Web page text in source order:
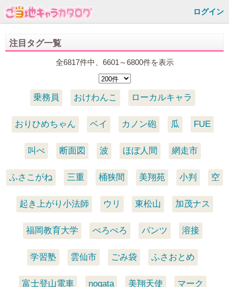
ログイン
注目タグ一覧
全6817件中、6601～6800件を表示
乗務員 おけわんこ ローカルキャラ
おりひめちゃん ベイ カノン砲 瓜 FUE
叫べ 断面図 波 ほぼ人間 網走市
ふさこがね 三重 桶狭間 美翔苑 小判 空
起き上がり小法師 ウリ 東松山 加茂ナス
福岡教育大学 ぺろぺろ パンツ 溶接
学習塾 雲仙市 ごみ袋 ふさおとめ
富士登山電車 nogata 美翔天使 マーク